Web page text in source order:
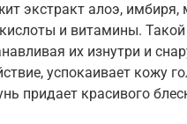
экстракт алоэ,
и витамины.
их изнутри и
успокаивает кожу
придает красивого